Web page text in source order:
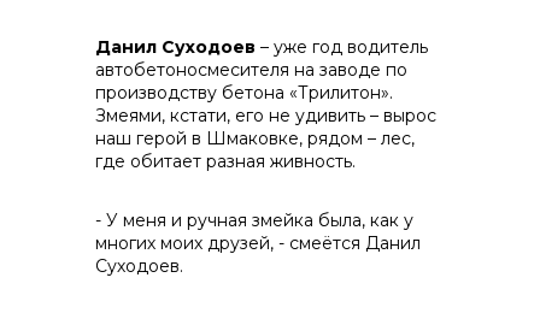
Данил Суходоев – уже год водитель
автобетоносмесителя на заводе по
производству бетона «Трилитон».
Змеями, кстати, его не удивить – вырос
наш герой в Шмаковке, рядом – лес,
где обитает разная живность.
- У меня и ручная змейка была, как у
многих моих друзей, - смеётся Данил
Суходоев.